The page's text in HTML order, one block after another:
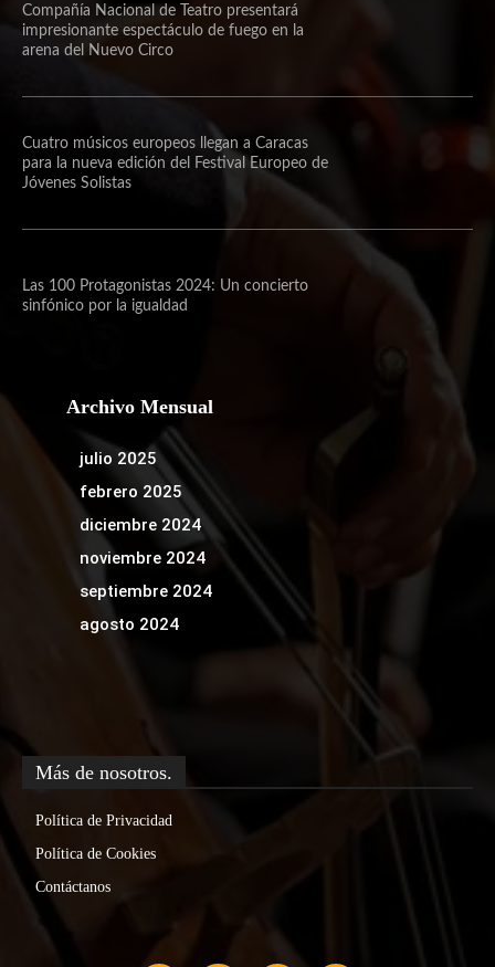
Compañía Nacional de Teatro presentará
impresionante espectáculo de fuego en la
arena del Nuevo Circo
Cuatro músicos europeos llegan a Caracas
para la nueva edición del Festival Europeo de
Jóvenes Solistas
Las 100 Protagonistas 2024: Un concierto
sinfónico por la igualdad
Archivo Mensual
julio 2025
febrero 2025
diciembre 2024
noviembre 2024
septiembre 2024
agosto 2024
Más de nosotros.
Política de Privacidad
Política de Cookies
Contáctanos